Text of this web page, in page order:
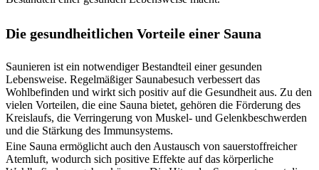
Die gesundheitlichen Vorteile einer Sauna
Saunieren ist ein notwendiger Bestandteil einer gesunden
Lebensweise. Regelmäßiger Saunabesuch verbessert das
Wohlbefinden und wirkt sich positiv auf die Gesundheit aus. Zu den
vielen Vorteilen, die eine Sauna bietet, gehören die Förderung des
Kreislaufs, die Verringerung von Muskel- und Gelenkbeschwerden
und die Stärkung des Immunsystems.
Eine Sauna ermöglicht auch den Austausch von sauerstoffreicher
Atemluft, wodurch sich positive Effekte auf das körperliche